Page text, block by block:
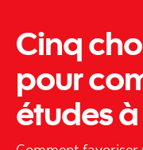
Cinq
pour
études